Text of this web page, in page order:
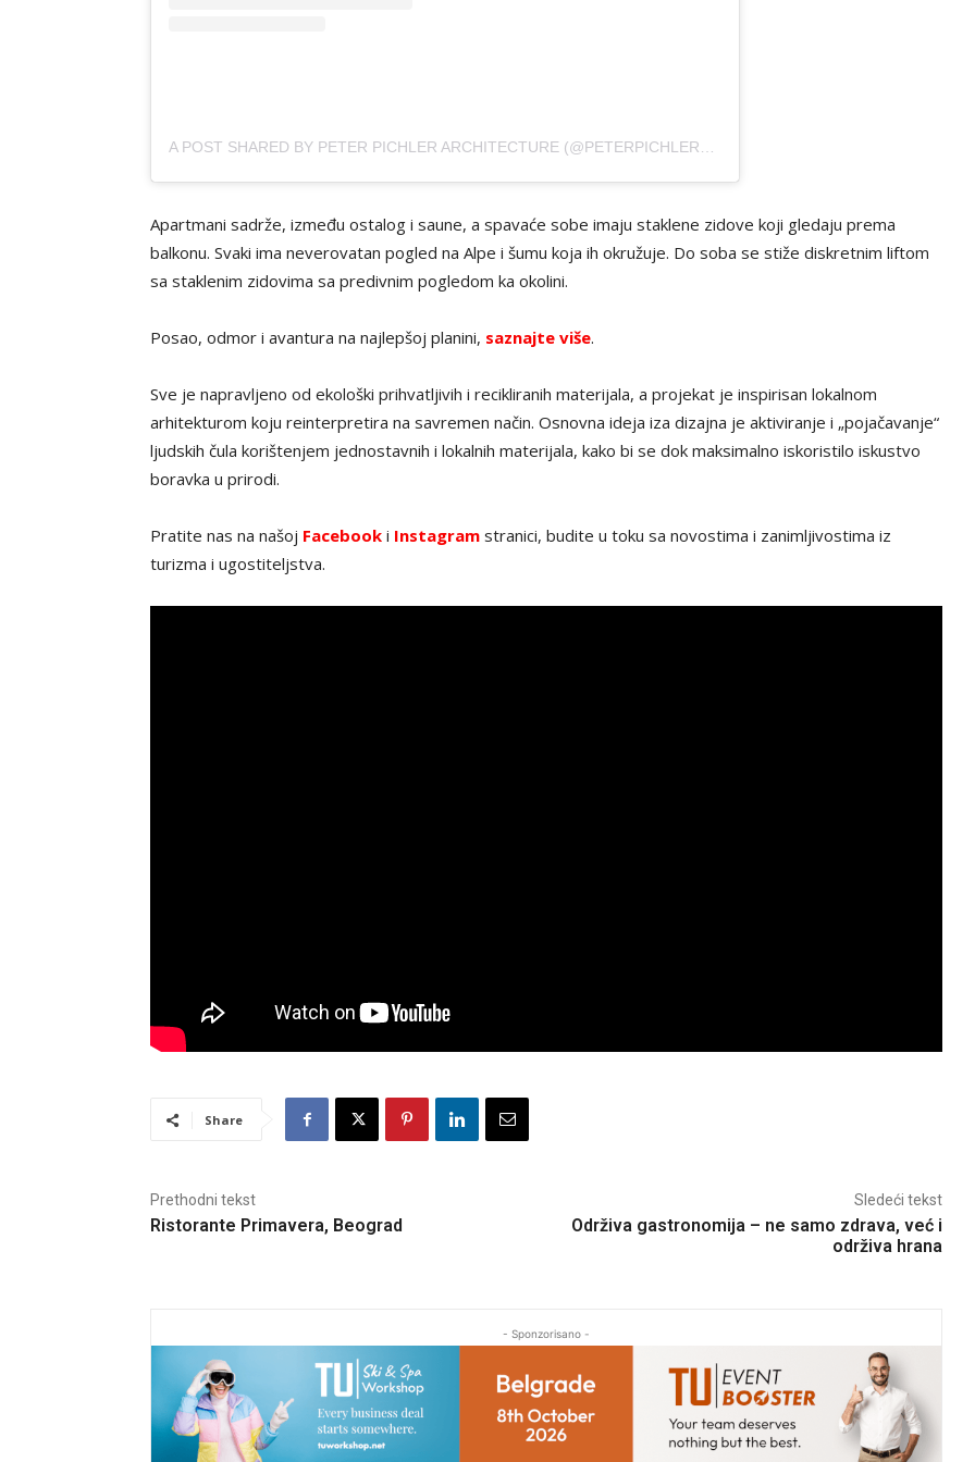
Apartmani sadrže, između ostalog i saune, a spavaće sobe imaju staklene zidove koji gledaju prema
balkonu. Svaki ima neverovatan pogled na Alpe i šumu koja ih okružuje. Do soba se stiže diskretnim liftom
sa staklenim zidovima sa predivnim pogledom ka okolini.
Posao, odmor i avantura na najlepšoj planini, saznajte više.
Sve je napravljeno od ekološki prihvatljivih i recikliranih materijala, a projekat je inspirisan lokalnom
arhitekturom koju reinterpretira na savremen način. Osnovna ideja iza dizajna je aktiviranje i „pojačavanje“
ljudskih čula korištenjem jednostavnih i lokalnih materijala, kako bi se dok maksimalno iskoristilo iskustvo
boravka u prirodi.
Pratite nas na našoj Facebook i Instagram stranici, budite u toku sa novostima i zanimljivostima iz
turizma i ugostiteljstva.
Share
Prethodni tekst
Ristorante Primavera, Beograd
Sledeći tekst
Održiva gastronomija – ne samo zdrava, već i
održiva hrana
- Sponzorisano -